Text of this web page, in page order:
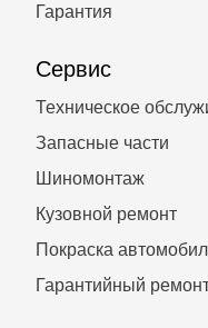
Гарантия
Сервис
Техническое
Запасные части
Шиномонтаж
Кузовной ремонт
Покраска
Гарантийный